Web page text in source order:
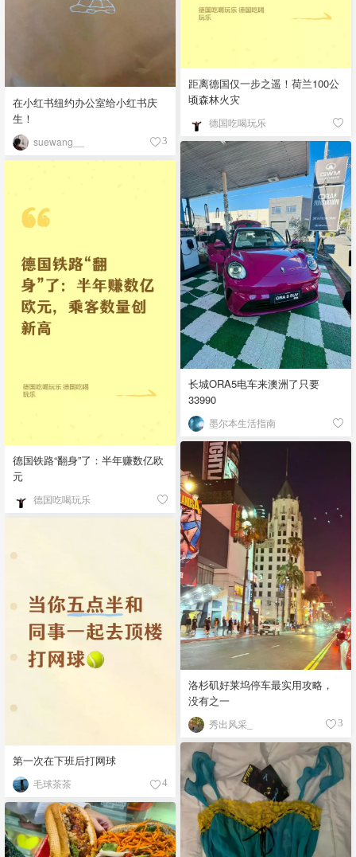
距离德国仅一步之遥！荷兰100公
顷森林火灾
德国吃喝玩乐
在小红书纽约办公室给小红书庆
生！
suewang__ 3
长城ORA5电车来澳洲了只要
33990
墨尔本生活指南
德国铁路“翻身”了：半年赚数亿欧
元
德国吃喝玩乐
洛杉矶好莱坞停车最实用攻略，
没有之一
秀出风采_ 3
第一次在下班后打网球
毛球茶茶 4